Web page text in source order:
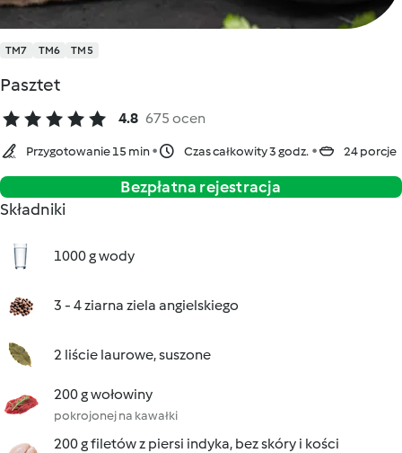
TM7 TM6 TM5
Pasztet
4.8 675 ocen
Przygotowanie 15 min Czas całkowity 3 godz. 24 porcje
Bezpłatna rejestracja
Składniki
1000 g wody
3 - 4 ziarna ziela angielskiego
2 liście laurowe, suszone
200 g wołowiny
pokrojonej na kawałki
200 g filetów z piersi indyka, bez skóry i kości